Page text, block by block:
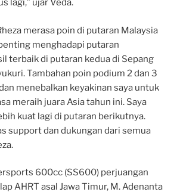
lagi,” ujar Veda.
merasa poin di putaran Malaysia
menghadapi putaran
terbaik di putaran kedua di Sepang
Tambahan poin podium 2 dan 3
menebalkan keyakinan saya untuk
meraih juara Asia tahun ini. Saya
kuat lagi di putaran berikutnya.
support dan dukungan dari semua
600cc (SS600) perjuangan
AHRT asal Jawa Timur, M. Adenanta